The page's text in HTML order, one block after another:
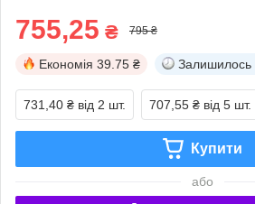
755,25 ₴ 795 ₴
Економія 39.75 ₴ Залишилось
731,40 ₴ від 2 шт. 707,55 ₴ від 5 шт.
Купити
або